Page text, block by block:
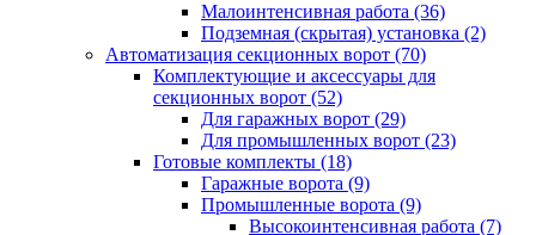
Малоинтенсивная работа (36)
Подземная (скрытая) установка (2)
Автоматизация секционных ворот (70)
Комплектующие и аксессуары для
секционных ворот (52)
Для гаражных ворот (29)
Для промышленных ворот (23)
Готовые комплекты (18)
Гаражные ворота (9)
Промышленные ворота (9)
Высокоинтенсивная работа (7)